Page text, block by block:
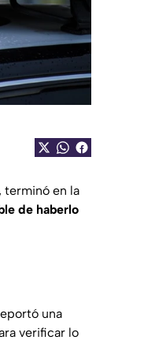
terminó en la
de haberlo
una
verificar lo